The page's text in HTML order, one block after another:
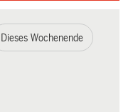
Dieses Wochenende